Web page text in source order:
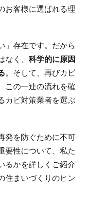
お客様に選ばれる理
」存在です。だから
なく、 科学的に原因
。そして、再びカビ
この一連の流れを確
カビ対策業者を選ぶ
発を防ぐために不可
要性について、私た
るかを詳しくご紹介
住まいづくりのヒン